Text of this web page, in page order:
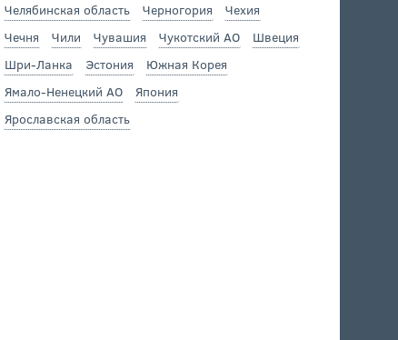
Челябинская область
Черногория
Чехия
Чечня
Чили Чувашия Чукотский АО
Швеция
Шри-Ланка
Эстония
Южная Корея
Ямало-Ненецкий АО
Япония
Ярославская область